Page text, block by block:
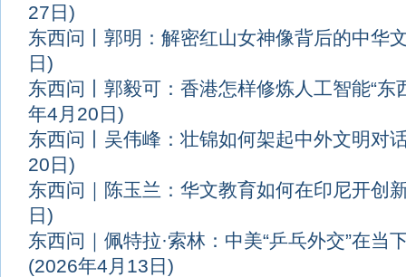
27日)
东西问丨郭明：解密红山女神像背后的中华
日)
东西问丨郭毅可：香港怎样修炼人工智能“东
年4月20日)
东西问丨吴伟峰：壮锦如何架起中外文明对
20日)
东西问｜陈玉兰：华文教育如何在印尼开创
日)
东西问｜佩特拉·索林：中美“乒乓外交”在当
(2026年4月13日)